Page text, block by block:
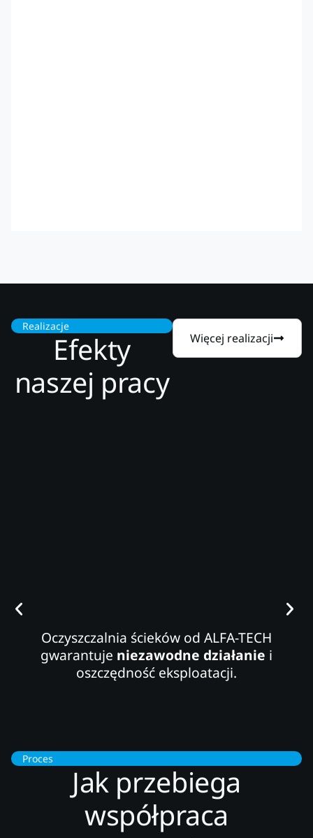
Realizacje
Efekty
naszej pracy
Więcej realizacji
Oczyszczalnia ścieków od ALFA-TECH
gwarantuje niezawodne działanie i
oszczędność eksploatacji.
Proces
Jak przebiega
współpraca